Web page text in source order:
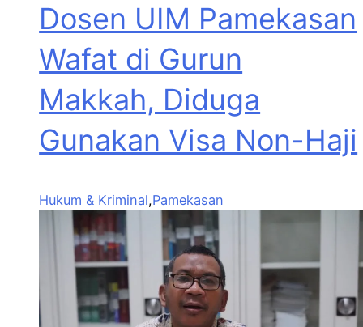
Dosen UIM Pamekasan
Wafat di Gurun
Makkah, Diduga
Gunakan Visa Non-Haji
Hukum & Kriminal,Pamekasan